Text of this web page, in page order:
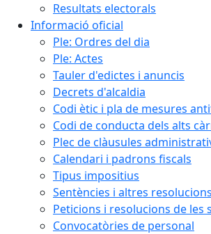
Resultats electorals
Informació oficial
Ple: Ordres del dia
Ple: Actes
Tauler d'edictes i anuncis
Decrets d'alcaldia
Codi ètic i pla de mesures
Codi de conducta dels alts
Plec de clàusules
Calendari i padrons fiscals
Tipus impositius
Sentències i altres
Peticions i resolucions de les
Convocatòries de personal